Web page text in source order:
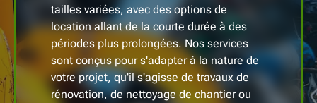
tailles variées, avec des options de
location allant de la courte durée à des
périodes plus prolongées. Nos services
sont conçus pour s'adapter à la nature de
votre projet, qu'il s'agisse de travaux de
rénovation, de nettoyage de chantier ou